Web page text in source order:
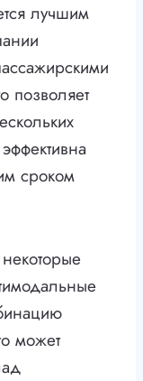
лучшим
позволяет
сроком
может